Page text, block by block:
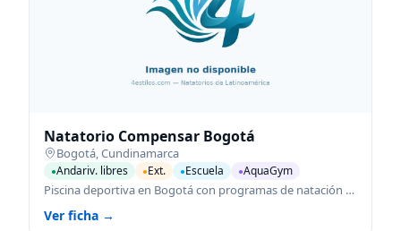
Natatorio Compensar Bogotá
Bogotá,Cundinamarca
●Andariv. libres ●Ext. ●Escuela ●AquaGym
Piscina deportiva en Bogotá con programas de natación para todas las edades.
Ver ficha →